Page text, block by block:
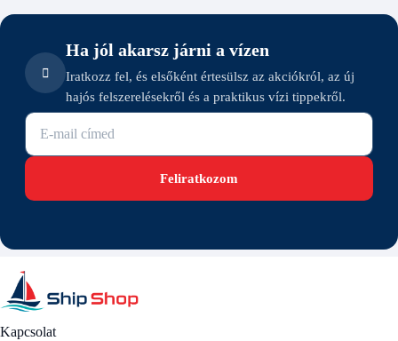
Ha jól akarsz járni a vízen
Iratkozz fel, és elsőként értesülsz az akciókról, az új
hajós felszerelésekről és a praktikus vízi tippekről.
E-mail cím
Feliratkozom
Kapcsolat